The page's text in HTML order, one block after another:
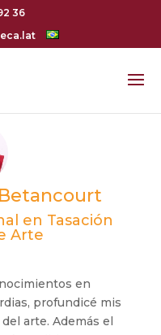
36
en Tasación
Arte
en
profundicé mis
arte. Además el